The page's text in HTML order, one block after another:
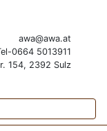
awa@awa.at
0664 5013911
154, 2392 Sulz